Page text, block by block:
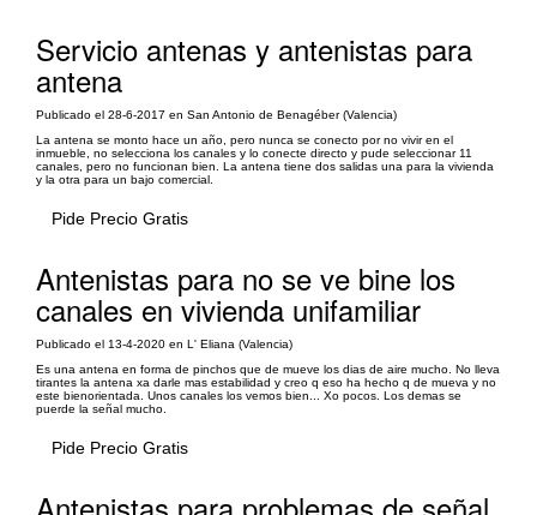
Servicio antenas y antenistas para
antena
Publicado el 28-6-2017 en San Antonio de Benagéber (Valencia)
La antena se monto hace un año, pero nunca se conecto por no vivir en el
inmueble, no selecciona los canales y lo conecte directo y pude seleccionar 11
canales, pero no funcionan bien. La antena tiene dos salidas una para la vivienda
y la otra para un bajo comercial.
Pide Precio Gratis
Antenistas para no se ve bine los
canales en vivienda unifamiliar
Publicado el 13-4-2020 en L' Eliana (Valencia)
Es una antena en forma de pinchos que de mueve los dias de aire mucho. No lleva
tirantes la antena xa darle mas estabilidad y creo q eso ha hecho q de mueva y no
este bienorientada. Unos canales los vemos bien... Xo pocos. Los demas se
puerde la señal mucho.
Pide Precio Gratis
Antenistas para problemas de señal